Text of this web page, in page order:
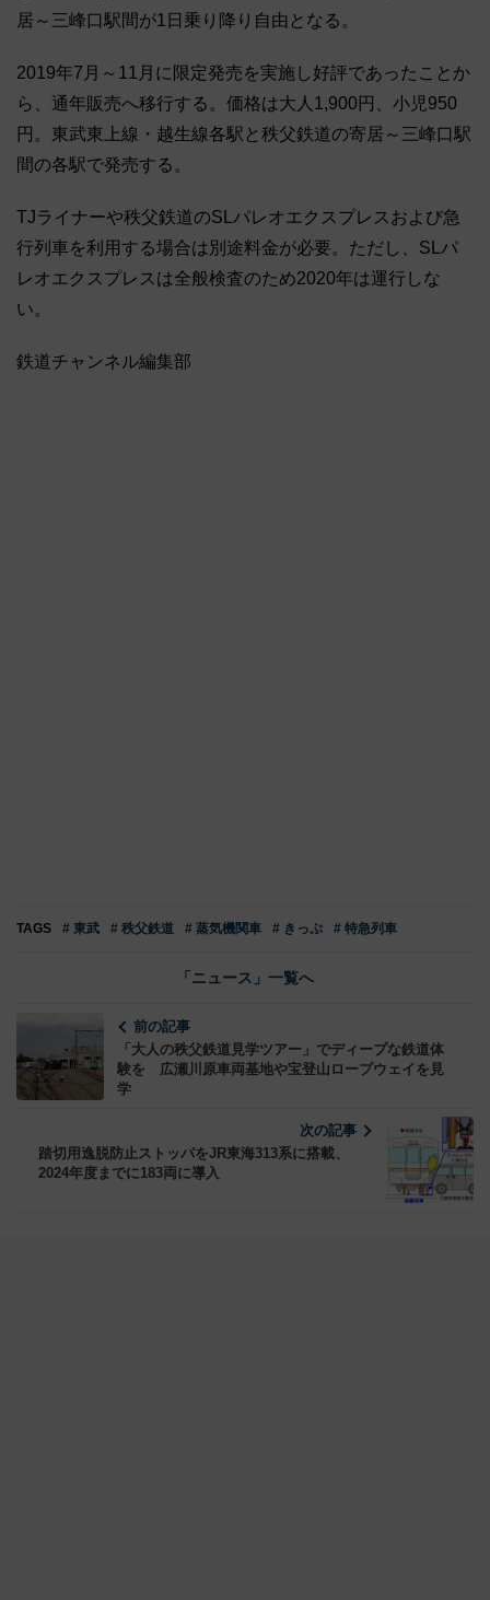
居～三峰口駅間が1日乗り降り自由となる。
2019年7月～11月に限定発売を実施し好評であったことか
ら、通年販売へ移行する。価格は大人1,900円、小児950
円。東武東上線・越生線各駅と秩父鉄道の寄居～三峰口駅
間の各駅で発売する。
TJライナーや秩父鉄道のSLパレオエクスプレスおよび急
行列車を利用する場合は別途料金が必要。ただし、SLパ
レオエクスプレスは全般検査のため2020年は運行しな
い。
鉄道チャンネル編集部
TAGS # 東武 # 秩父鉄道 # 蒸気機関車 # きっぷ # 特急列車
「ニュース」一覧へ
前の記事
「大人の秩父鉄道見学ツアー」でディープな鉄道体
験を 広瀬川原車両基地や宝登山ロープウェイを見
学
次の記事
踏切用逸脱防止ストッパをJR東海313系に搭載、
2024年度までに183両に導入